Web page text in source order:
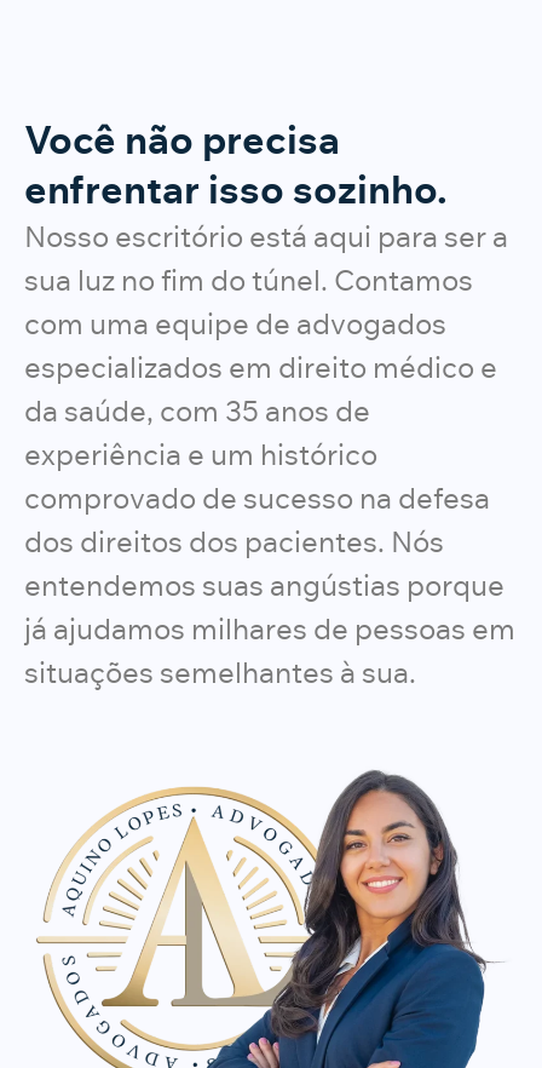
Você não precisa
enfrentar isso sozinho.
Nosso escritório está aqui para ser a
sua luz no fim do túnel. Contamos
com uma equipe de advogados
especializados em direito médico e
da saúde, com 35 anos de
experiência e um histórico
comprovado de sucesso na defesa
dos direitos dos pacientes. Nós
entendemos suas angústias porque
já ajudamos milhares de pessoas em
situações semelhantes à sua.